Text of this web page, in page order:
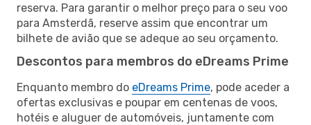
reserva. Para garantir o melhor preço para o seu voo
para Amsterdã, reserve assim que encontrar um
bilhete de avião que se adeque ao seu orçamento.
Descontos para membros do eDreams Prime
Enquanto membro do eDreams Prime, pode aceder a
ofertas exclusivas e poupar em centenas de voos,
hotéis e aluguer de automóveis, juntamente com